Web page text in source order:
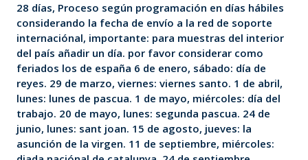
28 días, Proceso según programación en días hábiles
considerando la fecha de envío a la red de soporte
internaciónal, importante: para muestras del interior
del país añadir un día. por favor considerar como
feriados los de españa 6 de enero, sábado: día de
reyes. 29 de marzo, viernes: viernes santo. 1 de abril,
lunes: lunes de pascua. 1 de mayo, miércoles: día del
trabajo. 20 de mayo, lunes: segunda pascua. 24 de
junio, lunes: sant joan. 15 de agosto, jueves: la
asunción de la virgen. 11 de septiembre, miércoles: